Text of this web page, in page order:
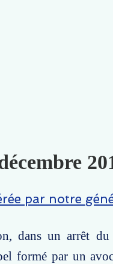
par notre
dans un arrêt
formé par un